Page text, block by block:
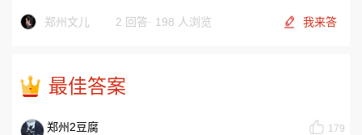
郑州文儿 2 回答· 198 人浏览 我来答
最佳答案
郑州2豆腐
179